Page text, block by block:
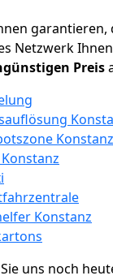
garantieren,
Netzwerk
Preis
Konstanz
Konstanz
uns noch